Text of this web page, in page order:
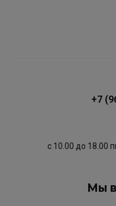
+7
с 10.00 до 18.00
Мы